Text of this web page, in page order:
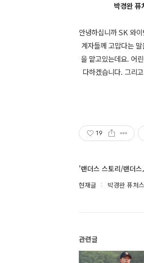
박경완 퓨
안녕하십니까 SK 와
계자들께 고맙다는
을 맡고있는데요. 어
다하겠습니다. 그리
19
'랜더스 스토리/랜더
현재글 박경완 퓨처
관련글